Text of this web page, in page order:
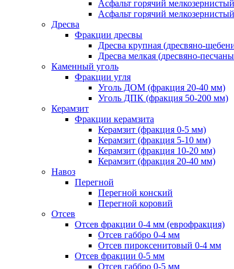
Асфальт горячий
Асфальт горячий
Дресва
Фракции дресвы
Дресва крупная (дресвяно-
Дресва мелкая (дресвяно-
Каменный уголь
Фракции угля
Уголь ДОМ (фракция 20-40 мм)
Уголь ДПК (фракция 50-200 мм)
Керамзит
Фракции керамзита
Керамзит (фракция 0-5 мм)
Керамзит (фракция 5-10 мм)
Керамзит (фракция 10-20 мм)
Керамзит (фракция 20-40 мм)
Навоз
Перегной
Перегной конский
Перегной коровий
Отсев
Отсев фракции 0-4 мм (еврофракция)
Отсев габбро 0-4 мм
Отсев пироксенитовый 0-4 мм
Отсев фракции 0-5 мм
Отсев габбро 0-5 мм